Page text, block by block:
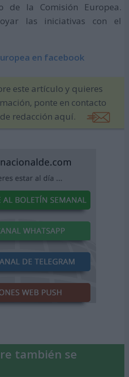
de la Comisión Europea.
las iniciativas con el
en facebook
este artículo y quieres
ponte en contacto
redacción aquí.
también se